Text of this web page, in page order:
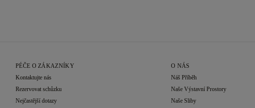
PÉČE O ZÁKAZNÍKY
Kontaktujte nás
Rezervovat schůzku
Nejčastější dotazy
O NÁS
Náš Příběh
Naše Výstavní Prostory
Naše Sliby